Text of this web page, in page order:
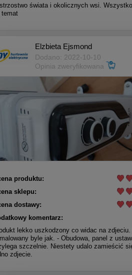
świata i okolicznych wsi.
temat
Elzbieta Ejsmond
Dodano: 2022-10-10
Opinia zweryfikowana
produktu:
sklepu:
dostawy:
komentarz:
lekko uszkodzony co widac na zdjeciu.
byle jak. - Obudowa, panel z
szczelnie. Niestety udalo zamieścić
zdjecie.